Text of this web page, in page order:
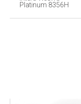
Platinum 8356H